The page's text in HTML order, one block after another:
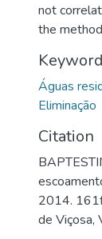
not
the
Águas
Eliminação
Citation
2014.
de Viçosa,